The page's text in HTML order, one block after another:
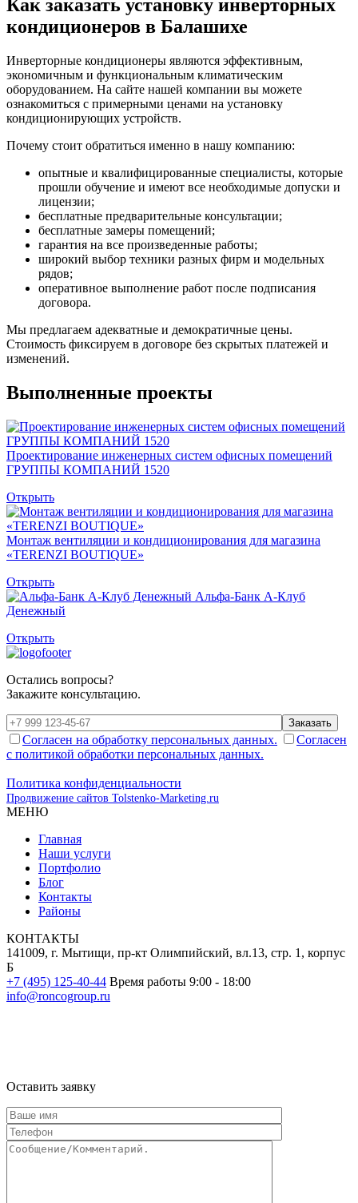
Как заказать установку инверторных
кондиционеров в Балашихе
Инверторные кондиционеры являются эффективным,
экономичным и функциональным климатическим
оборудованием. На сайте нашей компании вы можете
ознакомиться с примерными ценами на установку
кондиционирующих устройств.
Почему стоит обратиться именно в нашу компанию:
опытные и квалифицированные специалисты, которые
прошли обучение и имеют все необходимые допуски и
лицензии;
бесплатные предварительные консультации;
бесплатные замеры помещений;
гарантия на все произведенные работы;
широкий выбор техники разных фирм и модельных
рядов;
оперативное выполнение работ после подписания
договора.
Мы предлагаем адекватные и демократичные цены.
Стоимость фиксируем в договоре без скрытых платежей и
изменений.
Выполненные проекты
Проектирование инженерных систем офисных помещений
ГРУППЫ КОМПАНИЙ 1520
Открыть
Монтаж вентиляции и кондиционирования для магазина
«TERENZI BOUTIQUE»
Открыть
Альфа-Банк А-Клуб
Денежный
Открыть
Остались вопросы?
Закажите консультацию.
Заказать
Согласен на обработку персональных данных.
Согласен
с политикой обработки персональных данных.
Политика конфиденциальности
Продвижение сайтов Tolstenko-Marketing.ru
МЕНЮ
Главная
Наши услуги
Портфолио
Блог
Контакты
Районы
КОНТАКТЫ
141009, г. Мытищи, пр-кт Олимпийский, вл.13, стр. 1, корпус
Б
+7 (495) 125-40-44 Время работы 9:00 - 18:00
info@roncogroup.ru
Оставить заявку